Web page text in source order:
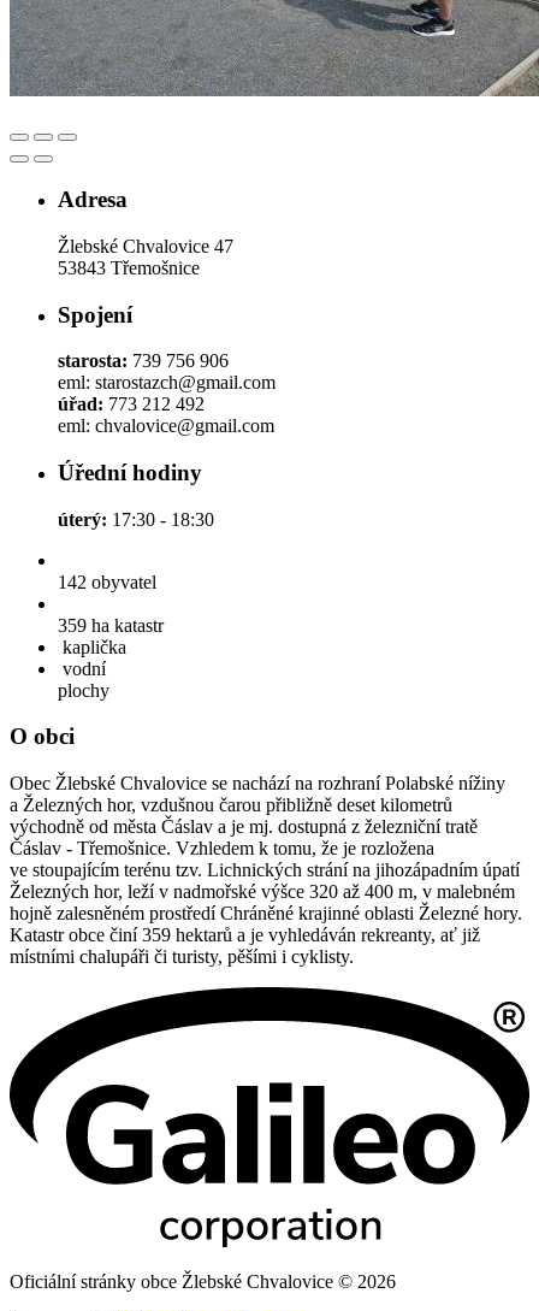
Adresa
Žlebské Chvalovice 47
53843 Třemošnice
Spojení
starosta: 739 756 906
eml: starostazch@gmail.com
úřad: 773 212 492
eml: chvalovice@gmail.com
Úřední hodiny
úterý: 17:30 - 18:30
142 obyvatel
359 ha katastr
kaplička
vodní
plochy
O obci
Obec Žlebské Chvalovice se nachází na rozhraní Polabské nížiny
a Železných hor, vzdušnou čarou přibližně deset kilometrů
východně od města Čáslav a je mj. dostupná z železniční tratě
Čáslav - Třemošnice. Vzhledem k tomu, že je rozložena
ve stoupajícím terénu tzv. Lichnických strání na jihozápadním úpatí
Železných hor, leží v nadmořské výšce 320 až 400 m, v malebném
hojně zalesněném prostředí Chráněné krajinné oblasti Železné hory.
Katastr obce činí 359 hektarů a je vyhledáván rekreanty, ať již
místními chalupáři či turisty, pěšími i cyklisty.
Oficiální stránky obce Žlebské Chvalovice © 2026